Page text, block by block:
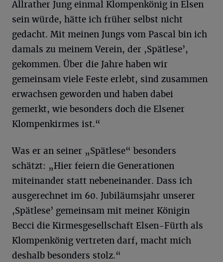
Allrather Jung einmal Klompenkönig in Elsen
sein würde, hätte ich früher selbst nicht
gedacht. Mit meinen Jungs vom Pascal bin ich
damals zu meinem Verein, der ,Spätlese’,
gekommen. Über die Jahre haben wir
gemeinsam viele Feste erlebt, sind zusammen
erwachsen geworden und haben dabei
gemerkt, wie besonders doch die Elsener
Klompenkirmes ist.“
Was er an seiner „Spätlese“ besonders
schätzt: „Hier feiern die Generationen
miteinander statt nebeneinander. Dass ich
ausgerechnet im 60. Jubiläumsjahr unserer
,Spätlese’ gemeinsam mit meiner Königin
Becci die Kirmesgesellschaft Elsen-Fürth als
Klompenkönig vertreten darf, macht mich
deshalb besonders stolz.“